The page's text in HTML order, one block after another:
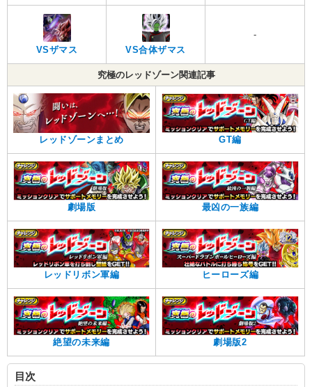
VSザマス VS合体ザマス
-
究極のレッドゾーン関連記事
レッドゾーンまとめ GT編
劇場版 最凶の一族編
レッドリボン軍編 ヒーローズ編
絶望の未来編 劇場版2
目次